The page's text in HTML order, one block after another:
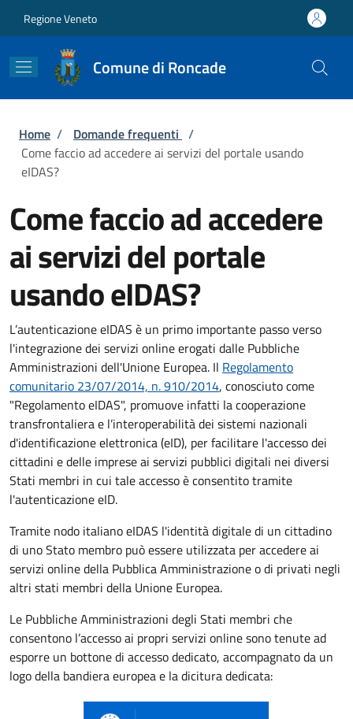
Regione Veneto
Comune di Roncade
Briciole di pane
Home / Domande frequenti /
Come faccio ad accedere ai servizi del portale usando
eIDAS?
Come faccio ad accedere
ai servizi del portale
usando eIDAS?
L’autenticazione eIDAS è un primo importante passo verso
l'integrazione dei servizi online erogati dalle Pubbliche
Amministrazioni dell'Unione Europea. Il Regolamento
comunitario 23/07/2014, n. 910/2014, conosciuto come
"Regolamento eIDAS", promuove infatti la cooperazione
transfrontaliera e l’interoperabilità dei sistemi nazionali
d'identificazione elettronica (eID), per facilitare l'accesso dei
cittadini e delle imprese ai servizi pubblici digitali nei diversi
Stati membri in cui tale accesso è consentito tramite
l'autenticazione eID.
Tramite nodo italiano eIDAS l'identità digitale di un cittadino
di uno Stato membro può essere utilizzata per accedere ai
servizi online della Pubblica Amministrazione o di privati negli
altri stati membri della Unione Europea.
Le Pubbliche Amministrazioni degli Stati membri che
consentono l’accesso ai propri servizi online sono tenute ad
esporre un bottone di accesso dedicato, accompagnato da un
logo della bandiera europea e la dicitura dedicata: